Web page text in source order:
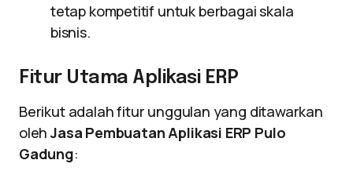
tetap kompetitif untuk berbagai skala
bisnis.
Fitur Utama Aplikasi ERP
Berikut adalah fitur unggulan yang ditawarkan
olehJasa Pembuatan Aplikasi ERP Pulo
Gadung: